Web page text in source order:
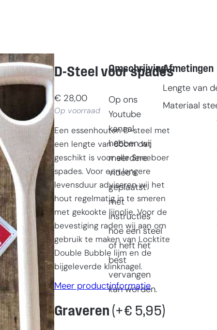
D-Steel voor spades
€ 28,00
Op voorraad
Een essenhouten D-steel met
een lengte van 85cm dat
geschikt is voor alle Sneeboer
spades. Voor een langere
levensduur adviseren wij het
hout regelmatig in te smeren
met gekookte lijnolie. Voor de
bevestiging raden wij aan om
gebruik te maken van Locktite
Double Bubble lijm en de
bijgeleverde klinknagel.
Meer productinformatie
Graveren (+€ 5,95)
Omschrijving
Op ons
Youtube
kanaal
hebben wij
meerdere
video’s
geplaatst
met
instructies
hoe een steel
of heft het
best
vervangen
kan worden.
Afmetingen
Lengte van
Materiaal